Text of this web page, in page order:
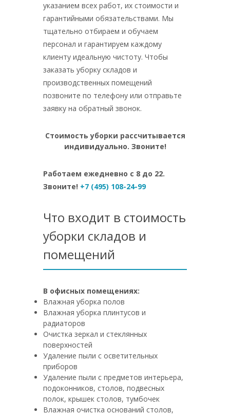
указанием всех работ, их стоимости и
гарантийными обязательствами. Мы
тщательно отбираем и обучаем
персонал и гарантируем каждому
клиенту идеальную чистоту. Чтобы
заказать уборку складов и
производственных помещений
позвоните по телефону или отправьте
заявку на обратный звонок.
Стоимость уборки рассчитывается
индивидуально. Звоните!
Работаем ежедневно с 8 до 22.
Звоните! +7 (495) 108-24-99
Что входит в стоимость
уборки складов и
помещений
В офисных помещениях:
Влажная уборка полов
Влажная уборка плинтусов и
радиаторов
Очистка зеркал и стеклянных
поверхностей
Удаление пыли с осветительных
приборов
Удаление пыли с предметов интерьера,
подоконников, столов, подвесных
полок, крышек столов, тумбочек
Влажная очистка оснований столов,